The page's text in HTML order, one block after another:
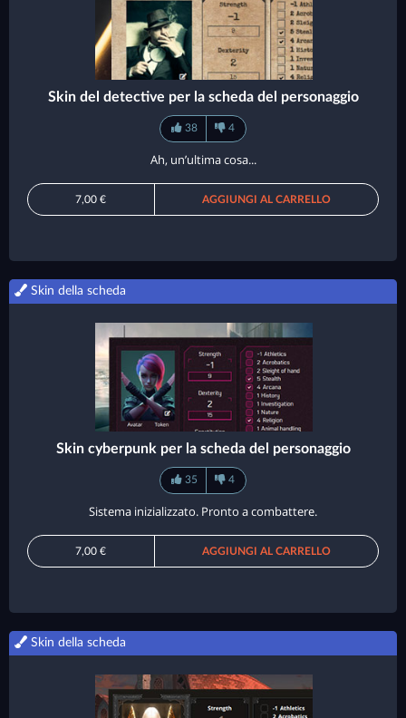
Skin del detective per la scheda del personaggio
38 4
Ah, un’ultima cosa...
7,00 € AGGIUNGI AL CARRELLO
Skin della scheda
Skin cyberpunk per la scheda del personaggio
35 4
Sistema inizializzato. Pronto a combattere.
7,00 € AGGIUNGI AL CARRELLO
Skin della scheda